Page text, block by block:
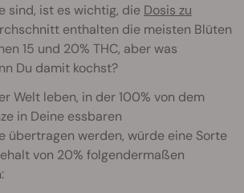
sind, ist es wichtig, die Dosis zu
enthalten die meisten Blüten
15 und 20% THC, aber was
Du damit kochst?
Welt leben, in der 100% von dem
in Deine essbaren
übertragen werden, würde eine Sorte
von 20% folgendermaßen